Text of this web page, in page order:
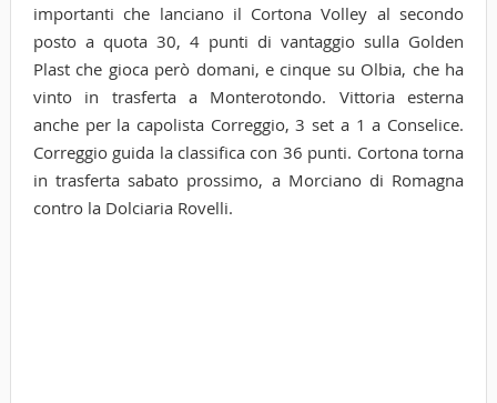
importanti che lanciano il Cortona Volley al secondo
posto a quota 30, 4 punti di vantaggio sulla Golden
Plast che gioca però domani, e cinque su Olbia, che ha
vinto in trasferta a Monterotondo. Vittoria esterna
anche per la capolista Correggio, 3 set a 1 a Conselice.
Correggio guida la classifica con 36 punti. Cortona torna
in trasferta sabato prossimo, a Morciano di Romagna
contro la Dolciaria Rovelli.